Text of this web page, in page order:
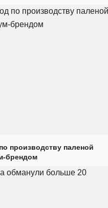
производству паленой
брендом